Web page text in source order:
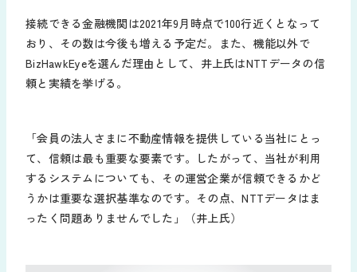
接続できる金融機関は2021年9月時点で100行近くとなって
おり、その数は今後も増える予定だ。また、機能以外で
BizHawkEyeを選んだ理由として、井上氏はNTTデータの信
頼と実績を挙げる。
「会員の法人さまに不動産情報を提供している当社にとっ
て、信頼は最も重要な要素です。したがって、当社が利用
するシステムについても、その運営企業が信頼できるかど
うかは重要な選択基準なのです。その点、NTTデータはま
ったく問題ありませんでした」（井上氏）